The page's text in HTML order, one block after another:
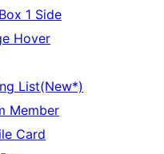
1 Side
Hover
List(New*)
Member
Card